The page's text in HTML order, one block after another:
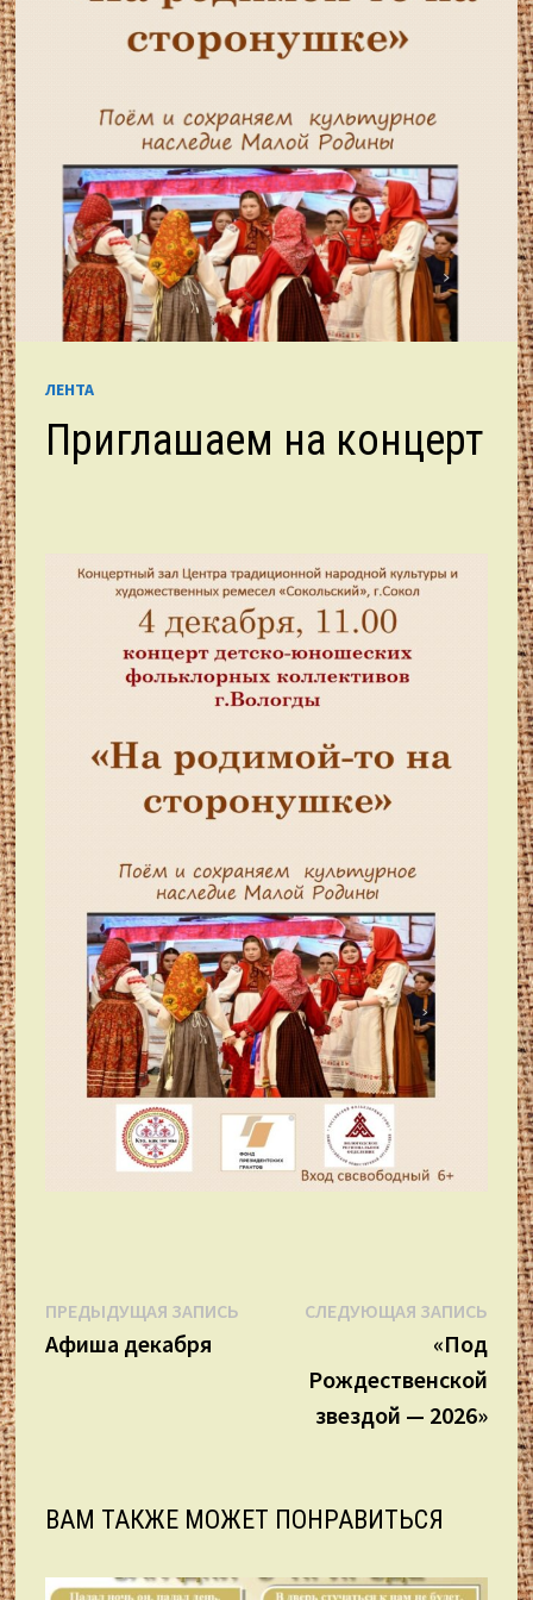
ЛЕНТА
Приглашаем на концерт
Навигация
по
ПРЕДЫДУЩАЯ ЗАПИСЬ Предыдущая
Афиша декабря
СЛЕДУЮЩАЯ ЗАПИСЬ
«Под
Рождественской
звездой — 2026»
ВАМ ТАКЖЕ МОЖЕТ ПОНРАВИТЬСЯ